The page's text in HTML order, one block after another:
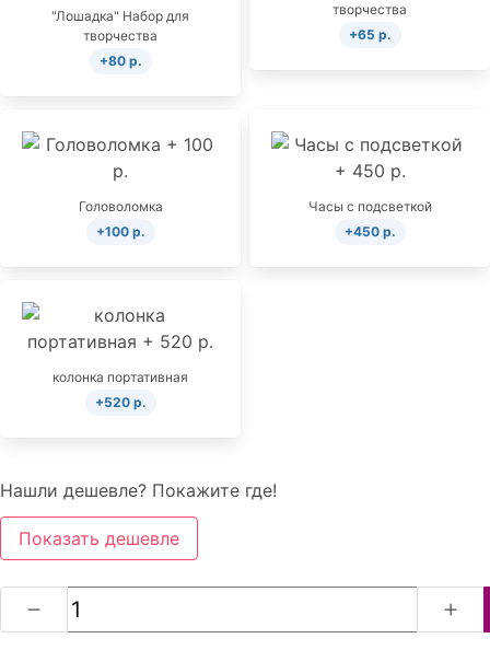
"Лошадка" Набор для
творчества
+80 р.
творчества
+65 р.
Головоломка
+100 р.
Часы с подсветкой
+450 р.
колонка портативная
+520 р.
Нашли дешевле? Покажите где!
Показать дешевле